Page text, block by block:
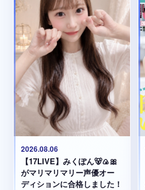
2026.08.06
【17LIVE】みくぽん🐻🍙🎀
がマリマリマリー声優オー
ディションに合格しました！